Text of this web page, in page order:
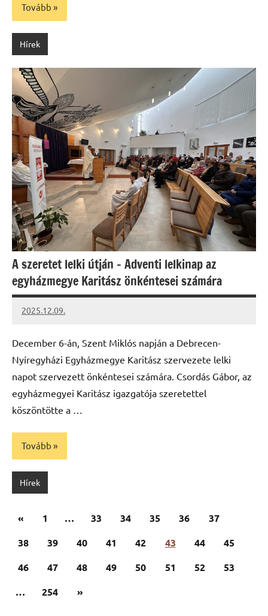
Tovább
Hírek
A szeretet lelki útján – Adventi lelkinap az
egyházmegye Karitász önkéntesei számára
2025.12.09.
Leiszt
December 6-án, Szent Miklós napján a Debrecen-
Nyíregyházi Egyházmegye Karitász szervezete lelki
napot szervezett önkéntesei számára. Csordás Gábor, az
egyházmegyei Karitász igazgatója szeretettel
köszöntötte a …
Tovább
Hírek
Bejegyzések
lapozása
«Előző
1 … 33 34 35 36
37
38
39 40 41 42 43 44
45
46
47 48 49 50 51 52
53
…
254
Következő
»